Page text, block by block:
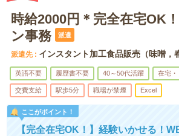
時給2000円＊完全在宅OK
ン事務
派遣
派遣先 インスタント加工食品販売（味噌，
英語不要 履歴書不要 40～50代活躍 在宅・
交費支給 駅歩5分 職場が禁煙 Excel
ここがポイント！
【完全在宅OK！】経験いかせる！